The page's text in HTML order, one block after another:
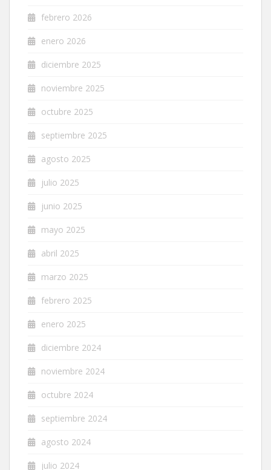
febrero 2026
enero 2026
diciembre 2025
noviembre 2025
octubre 2025
septiembre 2025
agosto 2025
julio 2025
junio 2025
mayo 2025
abril 2025
marzo 2025
febrero 2025
enero 2025
diciembre 2024
noviembre 2024
octubre 2024
septiembre 2024
agosto 2024
julio 2024